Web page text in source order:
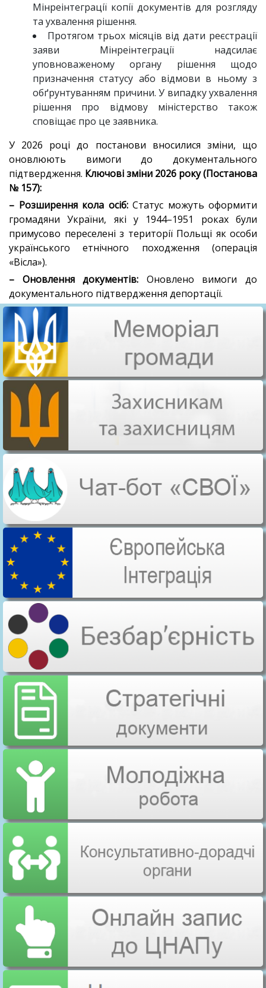
Мінреінтеграції копії документів для розгляду
та ухвалення рішення.
Протягом трьох місяців від дати реєстрації
заяви Мінреінтеграції надсилає
уповноваженому органу рішення щодо
призначення статусу або відмови в ньому з
обґрунтуванням причини. У випадку ухвалення
рішення про відмову міністерство також
сповіщає про це заявника.
У 2026 році до постанови вносилися зміни, що
оновлюють вимоги до документального
підтвердження. Ключові зміни 2026 року (Постанова
№ 157):
– Розширення кола осіб:Статус можуть оформити
громадяни України, які у 1944–1951 роках були
примусово переселені з території Польщі як особи
українського етнічного походження (операція
«Вісла»).
– Оновлення документів: Оновлено вимоги до
документального підтвердження депортації.